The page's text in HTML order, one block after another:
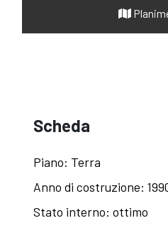
Scheda
Piano: Terra
Anno di costruzione:
Stato interno: ottimo